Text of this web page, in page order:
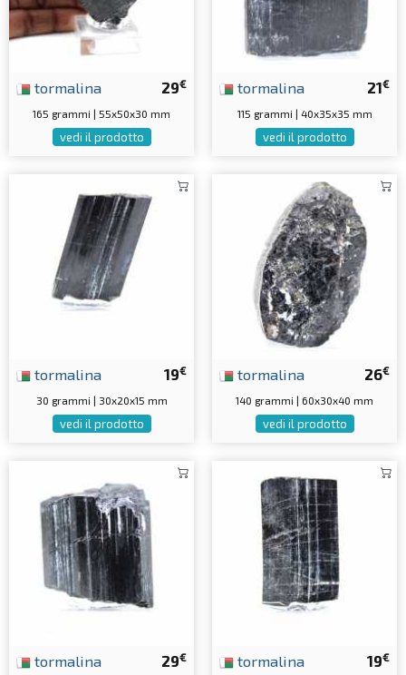
29€
tormalina
165 grammi | 55x50x30 mm
vedi il prodotto
21€
tormalina
115 grammi | 40x35x35 mm
vedi il prodotto
19€
tormalina
30 grammi | 30x20x15 mm
vedi il prodotto
26€
tormalina
140 grammi | 60x30x40 mm
vedi il prodotto
29€
tormalina 19€
tormalina